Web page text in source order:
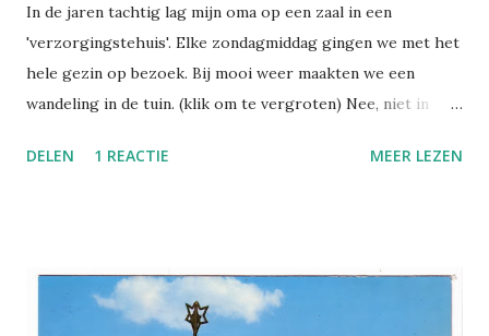
In de jaren tachtig lag mijn oma op een zaal in een
'verzorgingstehuis'. Elke zondagmiddag gingen we met het
hele gezin op bezoek. Bij mooi weer maakten we een
wandeling in de tuin. (klik om te vergroten) Nee, niet in
moest wel aan de zondagse wandelingen denken toen ik
Apeldoorn ook. Mijn broer en ik rennen over het gras, mijn
moeder duwt de rolstoel van mijn oma, mijn vader slentert
DELEN 1 REACTIE MEER LEZEN